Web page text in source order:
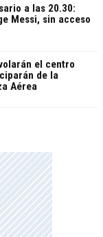
a las 20.30:
Messi, sin acceso
el centro
de la
Aérea